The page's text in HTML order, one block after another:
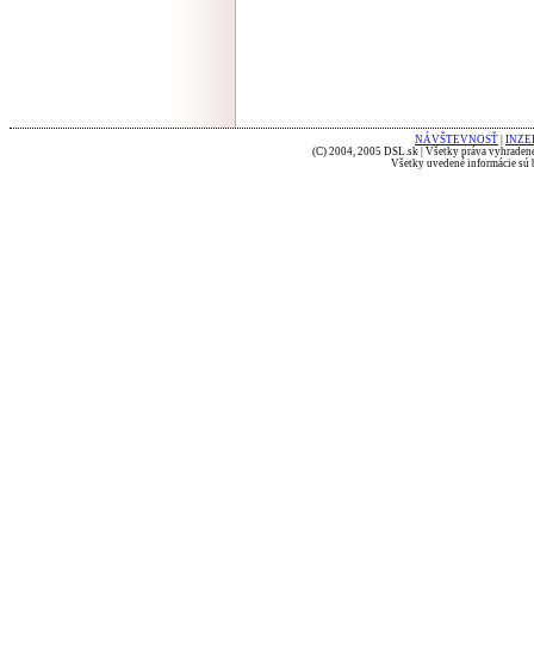
NÁVŠTEVNOSŤ
(C) 2004, 2005 DSL.sk | Všetky práva
Všetky uvedené informácie sú